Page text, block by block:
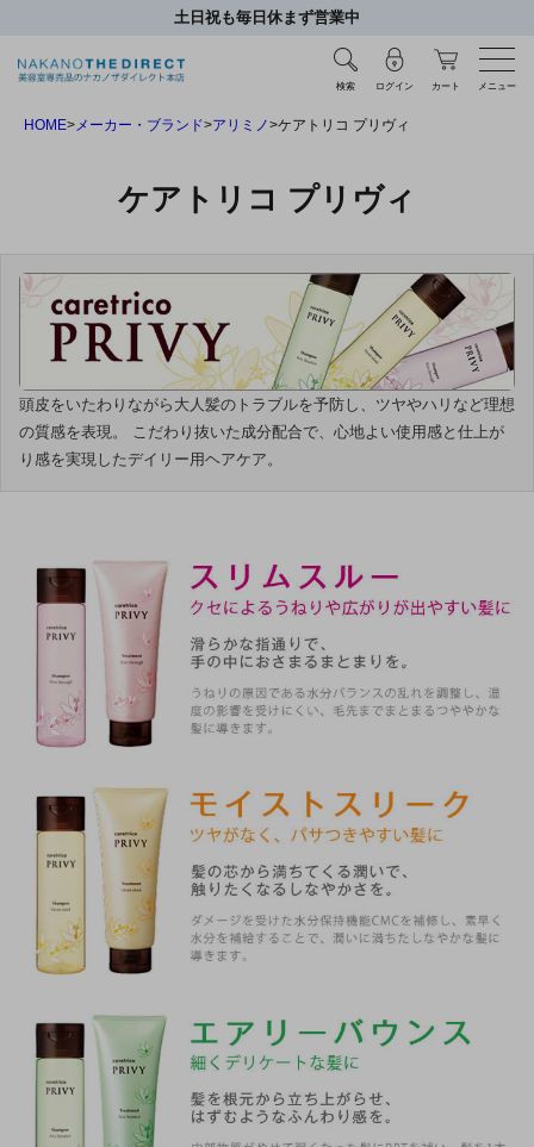
土日祝も毎日休まず営業中
検索 ログイン カート メニュー
HOME メーカー・ブランド アリミノ ケアトリコ プリヴィ
ケアトリコ プリヴィ
頭皮をいたわりながら大人髪のトラブルを予防し、ツヤやハリなど理想
の質感を表現。 こだわり抜いた成分配合で、心地よい使用感と仕上が
り感を実現したデイリー用ヘアケア。